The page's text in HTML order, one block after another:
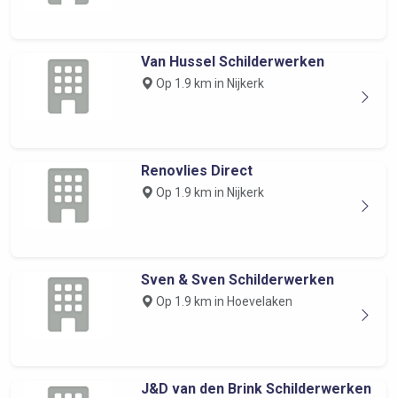
Van Hussel Schilderwerken
Op 1.9 km in Nijkerk
Renovlies Direct
Op 1.9 km in Nijkerk
Sven & Sven Schilderwerken
Op 1.9 km in Hoevelaken
J&D van den Brink Schilderwerken